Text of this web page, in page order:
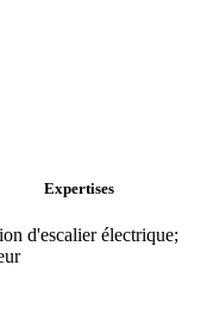
Expertises
d'escalier électrique;